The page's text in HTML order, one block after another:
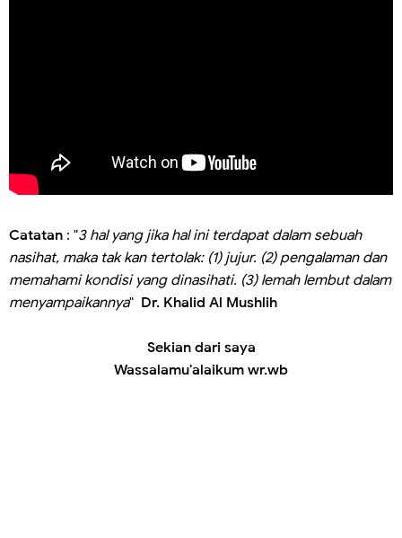
Catatan : "3 hal yang jika hal ini terdapat dalam sebuah
nasihat, maka tak kan tertolak: (1) jujur. (2) pengalaman dan
memahami kondisi yang dinasihati. (3) lemah lembut dalam
menyampaikannya" Dr. Khalid Al Mushlih
Sekian dari saya
Wassalamu'alaikum wr.wb